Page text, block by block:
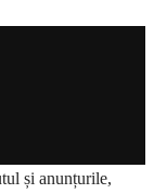
și anunțurile,